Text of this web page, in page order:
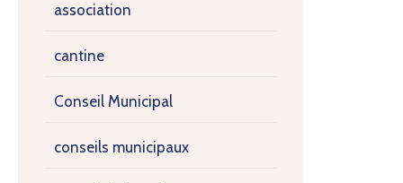
association
cantine
Conseil Municipal
conseils municipaux